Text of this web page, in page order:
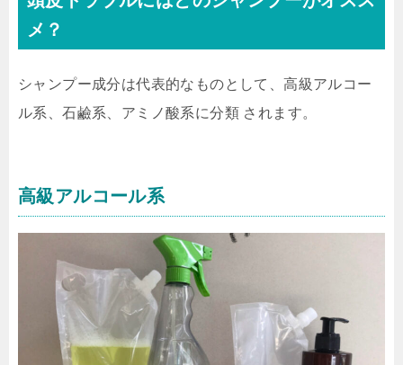
メ？
シャンプー成分は代表的なものとして、高級アルコー
ル系、石鹼系、アミノ酸系に分類 されます。
高級アルコール系